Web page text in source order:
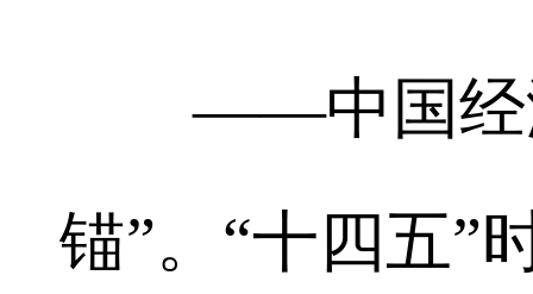
——中国经济
锚”。“十四五”